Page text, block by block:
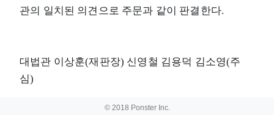
관의 일치된 의견으로 주문과 같이 판결한다.
대법관 이상훈(재판장) 신영철 김용덕 김소영(주
심)
© 2018 Ponster Inc.